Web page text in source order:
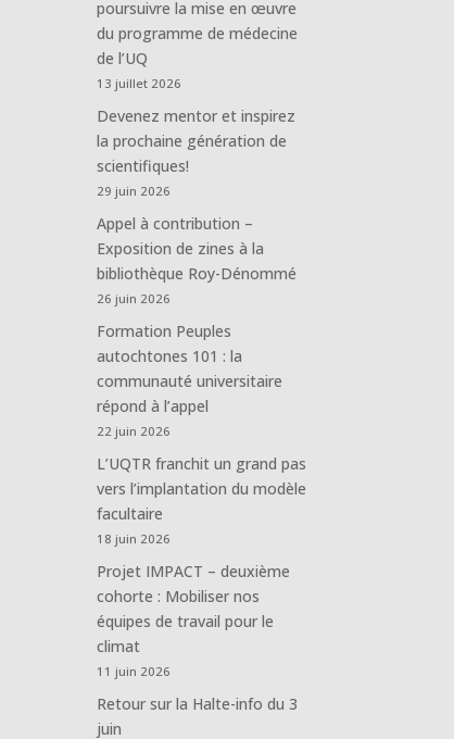
poursuivre la mise en œuvre
du programme de médecine
de l’UQ
13 juillet 2026
Devenez mentor et inspirez
la prochaine génération de
scientifiques!
29 juin 2026
Appel à contribution –
Exposition de zines à la
bibliothèque Roy-Dénommé
26 juin 2026
Formation Peuples
autochtones 101 : la
communauté universitaire
répond à l’appel
22 juin 2026
L’UQTR franchit un grand pas
vers l’implantation du modèle
facultaire
18 juin 2026
Projet IMPACT – deuxième
cohorte : Mobiliser nos
équipes de travail pour le
climat
11 juin 2026
Retour sur la Halte-info du 3
juin